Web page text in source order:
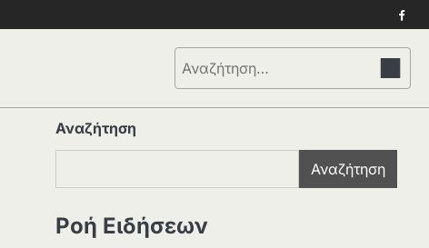
Αναζήτηση
για:
Αναζήτηση
Αναζήτηση
Ροή Ειδήσεων